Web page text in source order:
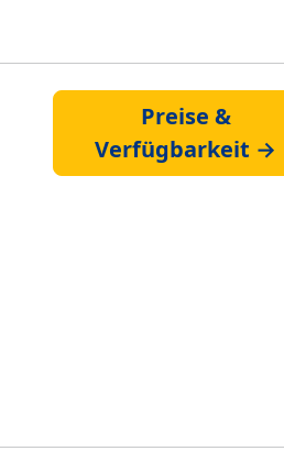
Preise &
Verfügbarkeit →